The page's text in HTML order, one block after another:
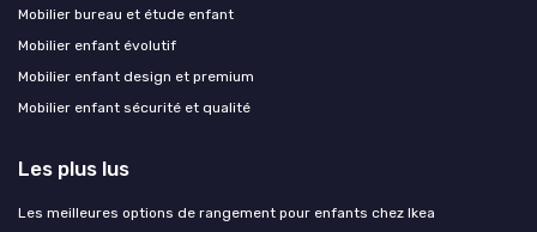
Mobilier bureau et étude enfant
Mobilier enfant évolutif
Mobilier enfant design et premium
Mobilier enfant sécurité et qualité
Les plus lus
Les meilleures options de rangement pour enfants chez Ikea